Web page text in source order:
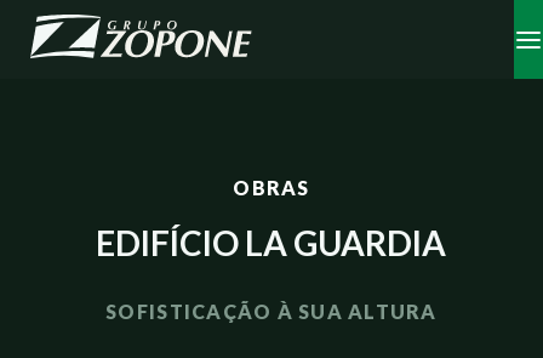
OBRAS
EDIFÍCIO LA GUARDIA
SOFISTICAÇÃO À SUA ALTURA